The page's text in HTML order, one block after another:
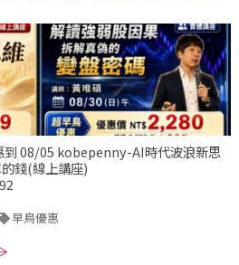
到 08/05 kobepenny-AI時代波浪新思
錢(線上講座)
早鳥優惠